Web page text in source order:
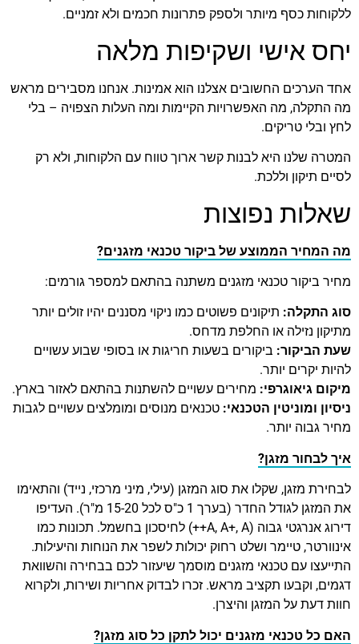
ללקוחות כסף מיותר ולספק פתרונות חכמים ולא זמניים.
יחס אישי ושקיפות מלאה
אחד הערכים החשובים אצלנו הוא אמינות. אנחנו מסבירים מראש
מה התקלה, מה האפשרויות הקיימות ומה העלות הצפויה – בלי
לחץ ובלי טריקים.
המטרה שלנו היא לבנות קשר ארוך טווח עם הלקוחות, ולא רק
לסיים תיקון וללכת.
שאלות נפוצות
מה המחיר הממוצע של ביקור טכנאי מזגנים?
מחיר ביקור טכנאי מזגנים משתנה בהתאם למספר גורמים:
סוג התקלה: תיקונים פשוטים כמו ניקוי מסננים יהיו זולים יותר
מתיקון נזילה או החלפת מדחס.
שעת הביקור: ביקורים בשעות חריגות או בסופי שבוע עשויים
להיות יקרים יותר.
מיקום גיאוגרפי: מחירים עשויים להשתנות בהתאם לאזור בארץ.
ניסיון ומוניטין הטכנאי: טכנאים מנוסים ומומלצים עשויים לגבות
מחיר גבוה יותר.
איך לבחור מזגן?
לבחירת מזגן, שקלו את סוג המזגן (עילי, מיני מרכזי, נייד) והתאימו
את המזגן לגודל החדר (בערך 1 כ"ס לכל 15-20 מ"ר). העדיפו
דירוג אנרגטי גבוה (A, A+, A++) לחיסכון בחשמל. תכונות כמו
אינוורטר, טיימר ושלט רחוק יכולות לשפר את הנוחות והיעילות.
התייעצו עם טכנאי מזגנים מוסמך שיעזור לכם בבחירה והשוואת
דגמים, וקבעו תקציב מראש. זכרו לבדוק אחריות ושירות, ולקרוא
חוות דעת על המזגן והיצרן.
האם כל טכנאי מזגנים יכול לתקן כל סוג מזגן?